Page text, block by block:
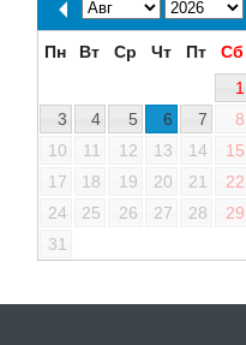
Пн Вт Ср Чт Пт Сб
1
3
4 5 6 7 8
10
11 12 13 14 15
17
18 19 20 21 22
24
25 26 27 28 29
31